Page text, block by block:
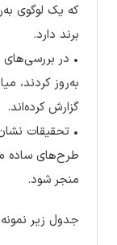
که یک لوگوی
برند دارد.
• در
گزارش کرده‌اند.
• تحقیقات
منجر شود.
جدول زیر